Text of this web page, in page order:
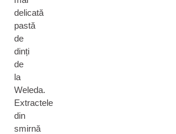
delicată
pastă
de
dinți
de
la
Weleda.
Extractele
din
smirnă